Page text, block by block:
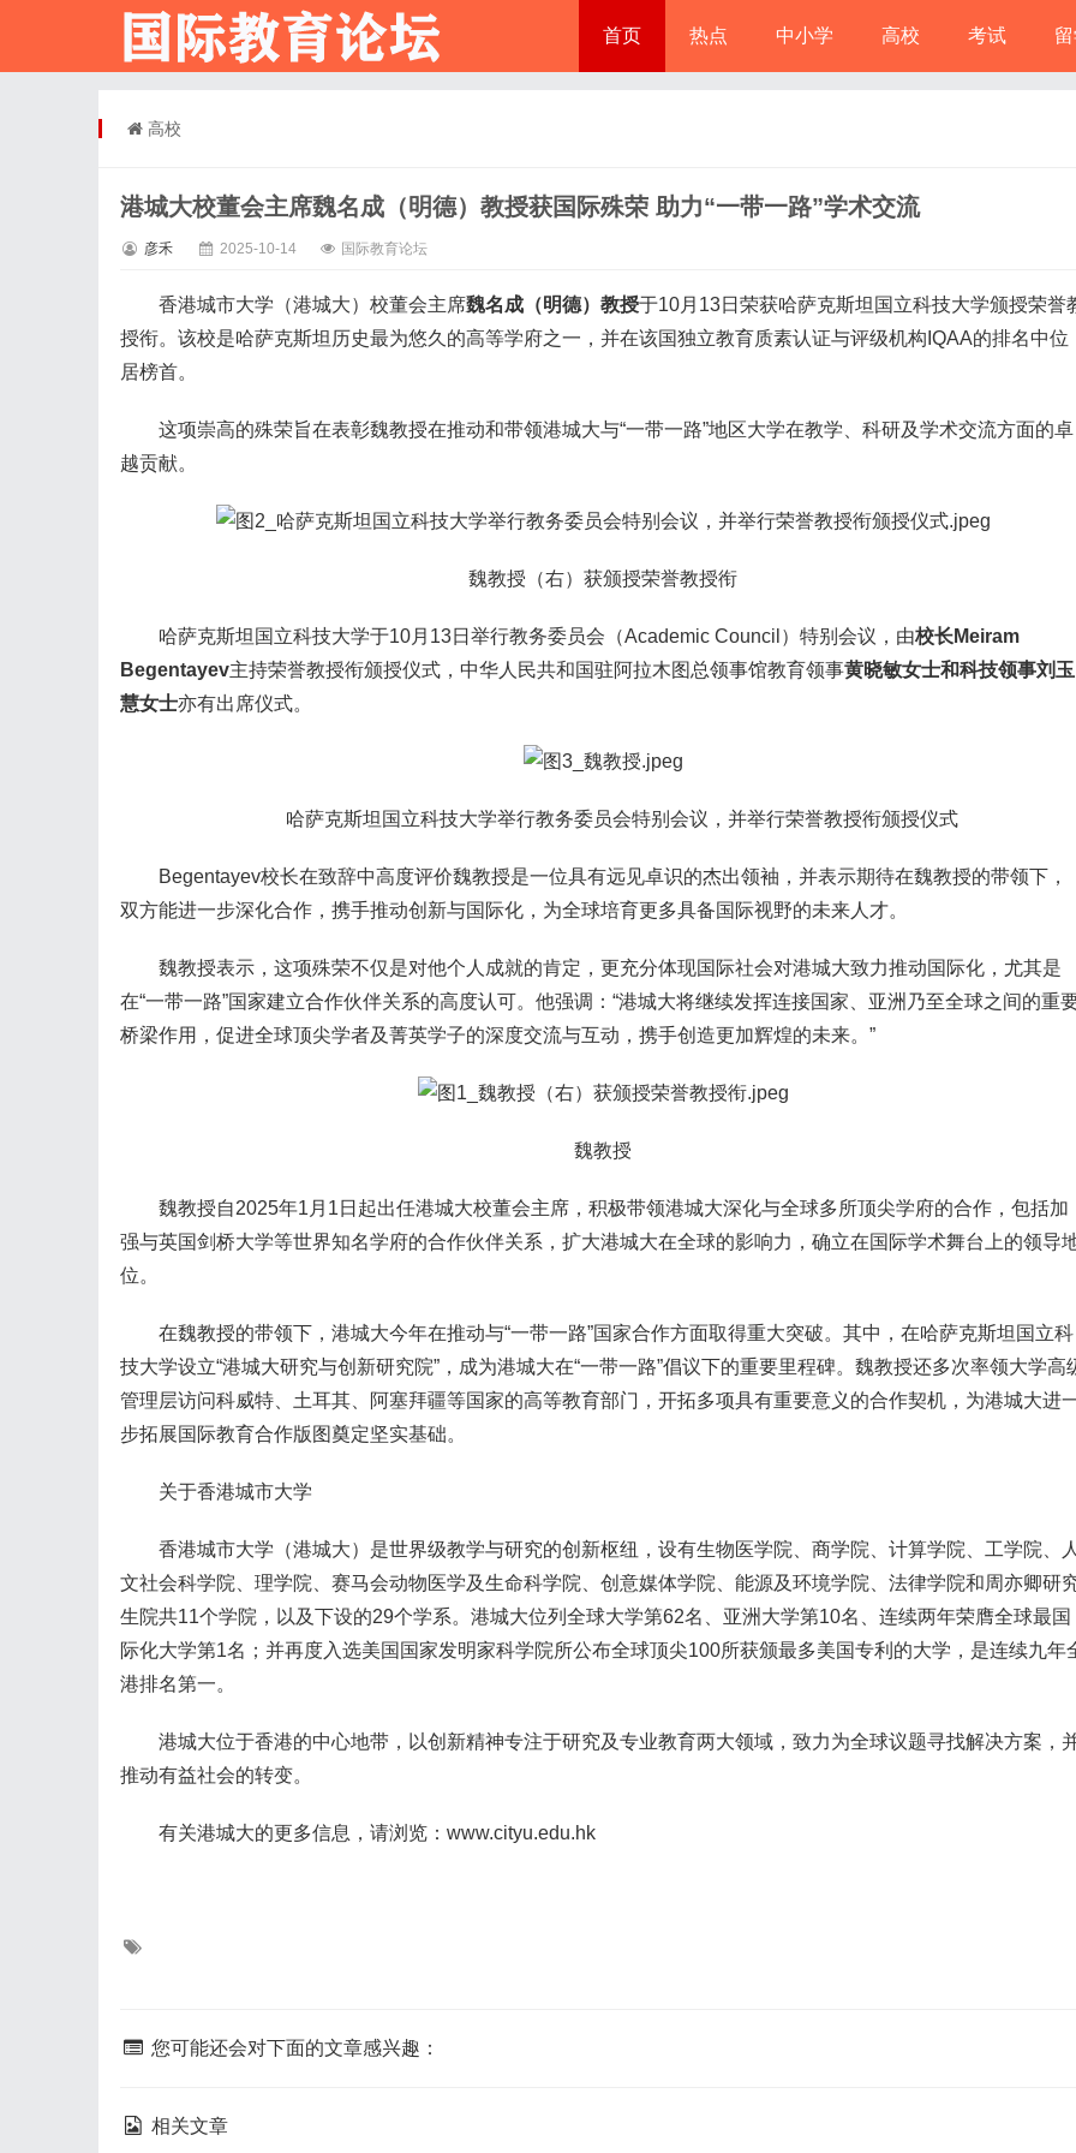
首页 热点 中小学 高校 考试
高校
港城大校董会主席魏名成（明德）教授获国际殊荣 助力“一带一路”学术交流
彦禾 2025-10-14 国际教育论坛
香港城市大学（港城大）校董会主席魏名成（明德）教授于10月13日荣获哈萨克斯坦国立科技大学颁授荣誉
授衔。该校是哈萨克斯坦历史最为悠久的高等学府之一，并在该国独立教育质素认证与评级机构IQAA的排名中位
居榜首。
这项崇高的殊荣旨在表彰魏教授在推动和带领港城大与“一带一路”地区大学在教学、科研及学术交流方面的卓
越贡献。
魏教授（右）获颁授荣誉教授衔
哈萨克斯坦国立科技大学于10月13日举行教务委员会（Academic Council）特别会议，由校长Meiram
Begentayev主持荣誉教授衔颁授仪式，中华人民共和国驻阿拉木图总领事馆教育领事黄晓敏女士和科技领事刘玉
慧女士亦有出席仪式。
哈萨克斯坦国立科技大学举行教务委员会特别会议，并举行荣誉教授衔颁授仪式
Begentayev校长在致辞中高度评价魏教授是一位具有远见卓识的杰出领袖，并表示期待在魏教授的带领下，
双方能进一步深化合作，携手推动创新与国际化，为全球培育更多具备国际视野的未来人才。
魏教授表示，这项殊荣不仅是对他个人成就的肯定，更充分体现国际社会对港城大致力推动国际化，尤其是
在“一带一路”国家建立合作伙伴关系的高度认可。他强调：“港城大将继续发挥连接国家、亚洲乃至全球之间的重
桥梁作用，促进全球顶尖学者及菁英学子的深度交流与互动，携手创造更加辉煌的未来。”
魏教授
魏教授自2025年1月1日起出任港城大校董会主席，积极带领港城大深化与全球多所顶尖学府的合作，包括加
强与英国剑桥大学等世界知名学府的合作伙伴关系，扩大港城大在全球的影响力，确立在国际学术舞台上的领导
位。
在魏教授的带领下，港城大今年在推动与“一带一路”国家合作方面取得重大突破。其中，在哈萨克斯坦国立科
技大学设立“港城大研究与创新研究院”，成为港城大在“一带一路”倡议下的重要里程碑。魏教授还多次率领大学高
管理层访问科威特、土耳其、阿塞拜疆等国家的高等教育部门，开拓多项具有重要意义的合作契机，为港城大进
步拓展国际教育合作版图奠定坚实基础。
关于香港城市大学
香港城市大学（港城大）是世界级教学与研究的创新枢纽，设有生物医学院、商学院、计算学院、工学院、
文社会科学院、理学院、赛马会动物医学及生命科学院、创意媒体学院、能源及环境学院、法律学院和周亦卿研
生院共11个学院，以及下设的29个学系。港城大位列全球大学第62名、亚洲大学第10名、连续两年荣膺全球最国
际化大学第1名；并再度入选美国国家发明家科学院所公布全球顶尖100所获颁最多美国专利的大学，是连续九年
港排名第一。
港城大位于香港的中心地带，以创新精神专注于研究及专业教育两大领域，致力为全球议题寻找解决方案，
推动有益社会的转变。
有关港城大的更多信息，请浏览：www.cityu.edu.hk
您可能还会对下面的文章感兴趣：
相关文章